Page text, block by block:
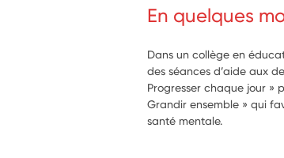
En quelques
Dans un collège en
des séances d’aide aux
Progresser chaque jour »
Grandir ensemble » qui
santé mentale.